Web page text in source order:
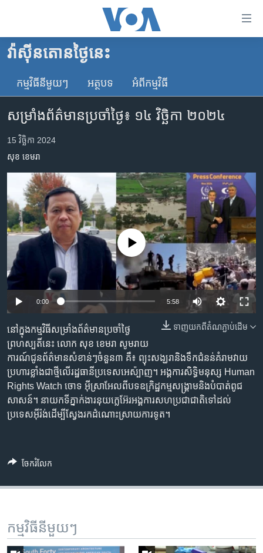
គេហទំព័រ​
ទាក់ទង
និង​
ចូល​
ទំព័រ​
ព័ត៌មាន​​
រំលង​
និង​
ចូល​
ទៅ​
រចនា
សម្ព័ន្ធ​
និង​
ទៅ​
កាន់​
ទំព័រ​
ស្វែង​
រក
កម្ពុជា
អន្តរជាតិ
ហេឡូវីអូអេ
ព្រឹត្តិការណ៍ព័ត៌មាន
ទូរទស្សន៍ / វីដេអូ​
វិទ្យុ / ផតខាសថ៍
កម្មវិធីទាំងអស់
Khmer English
បណ្តាញ​សង្គម
ភាសា
វ៉ាស៊ីនតោន​ថ្ងៃ​នេះ
កម្មវិធី​នីមួយៗ អត្ថបទ​ អំពី​កម្មវិធី​
សម្រាំង​ព័ត៌មាន​ប្រចាំថ្ងៃ៖ ១៤ វិច្ឆិកា ២០២៤
15 វិច្ឆិកា 2024
សុខ ខេមរា
No media source currently available
0:00 5:58
ទាញ​យក​ពី​តំណភ្ជាប់​ដើម
នៅ​ក្នុង​កម្មវិធី​សម្រាំង​ព័ត៌មាន​ប្រចាំ​ថ្ងៃ​
ព្រហស្បតិ៍នេះ​ លោក សុខ ខេមរា សូម​រាយ
ការណ៍​ជូន​ព័ត៌មាន​សំខាន់ៗ​ចំនួន​៣ ​គឺ៖ ព្យុះសង្ឃរា​និង​ទឹកជំនន់​គំរាម​វាយ
ប្រហារ​ខ្លាំង​ជាថ្មី​លើ​រដ្ឋធានី​ប្រទេស​អេស៉្បាញ។ អង្គការ​សិទ្ធិ​មនុស្ស Human
Rights Watch ចោទ អ៊ីស្រាអែល​ពី​បទឧក្រិដ្ឋកម្ម​សង្គ្រាម​និង​បំបាត់​ពូជ
សាសន៍។ នាយក​ទីភ្នាក់ងារ​នុយក្លេអ៊ែរ​អង្គការ​សហប្រជាជាតិ​ទៅ​ដល់​
ប្រទេស​អ៊ីរ៉ង់​ដើម្បី​ស្វែងរក​ដំណោះស្រាយ​ការទូត។
ចែករំលែក
កម្មវិធី​នីមួយៗ